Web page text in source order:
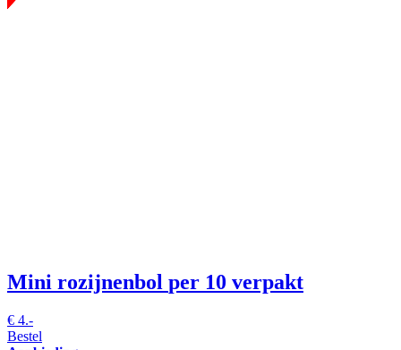
Mini rozijnenbol per 10 verpakt
€ 4.-
Bestel